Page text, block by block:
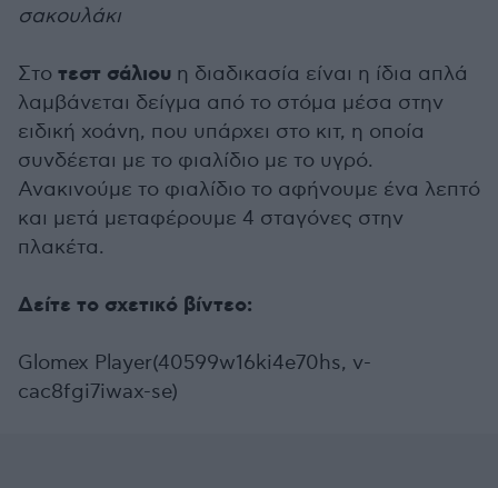
σακουλάκι
Στο τεστ σάλιου η διαδικασία είναι η ίδια απλά
λαμβάνεται δείγμα από το στόμα μέσα στην
ειδική χοάνη, που υπάρχει στο κιτ, η οποία
συνδέεται με το φιαλίδιο με το υγρό.
Ανακινούμε το φιαλίδιο το αφήνουμε ένα λεπτό
και μετά μεταφέρουμε 4 σταγόνες στην
πλακέτα.
Δείτε το σχετικό βίντεο:
Glomex Player(40599w16ki4e70hs, v-
cac8fgi7iwax-se)